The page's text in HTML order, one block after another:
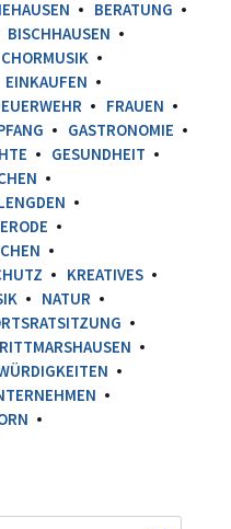
BERATUNG
BISCHHAUSEN
CHORMUSIK
EINKAUFEN
FRAUEN
GASTRONOMIE
GESUNDHEIT
KREATIVES
NATUR
RITTMARSHAUSEN